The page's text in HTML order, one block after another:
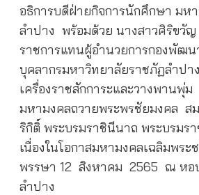
อธิการบดีฝ่ายกิจการนักศึกษา มห
ลำปาง พร้อมด้วย นางสาวศิริขวั
ราชการแทนผู้อำนวยการกองพัฒ
บุคลากรมหาวิทยาลัยราชภัฏลำปา
เครื่องราชสักการะและวางพานพุ่
มหามงคลถวายพระพรชัยมงคล สม
ริกิติ์ พระบรมราชินีนาถ พระบรมร
เนื่องในโอกาสมหามงคลเฉลิมพร
พรรษา 12 สิงหาคม 2565 ณ หอ
ลำปาง